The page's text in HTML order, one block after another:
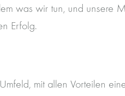
was wir tun, und unsere
Erfolg.
mit allen Vorteilen